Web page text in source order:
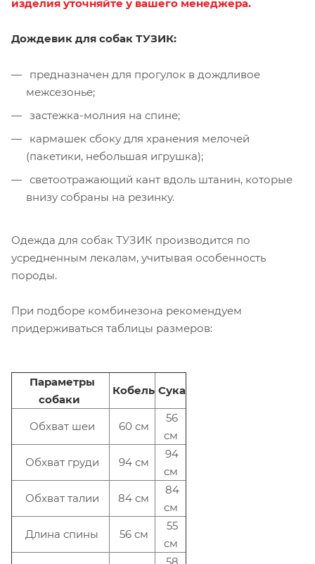
изделия уточняйте у вашего менеджера.
Дождевик для собак ТУЗИК:
предназначен для прогулок в дождливое
межсезонье;
застежка-молния на спине;
кармашек сбоку для хранения мелочей
(пакетики, небольшая игрушка);
светоотражающий кант вдоль штанин, которые
внизу собраны на резинку.
Одежда для собак ТУЗИК производится по
усредненным лекалам, учитывая особенность
породы.
При подборе комбинезона рекомендуем
придерживаться таблицы размеров:
Параметры
собаки
Кобель Сука
Обхват шеи 60 см
56
см
Обхват груди
94 см
94
см
Обхват талии
84 см
84
см
Длина спины
56 см
55
см